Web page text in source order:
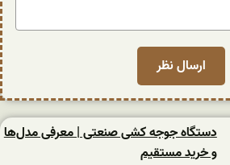
دستگاه جوجه کشی صنعتی | معرفی مدل‌ها
و خرید مستقیم